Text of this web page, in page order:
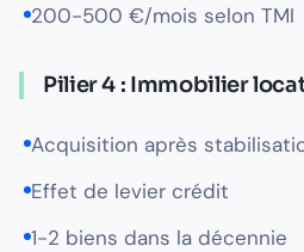
200-500 €/mois selon TMI
Pilier 4 : Immobilier
Acquisition après
Effet de levier crédit
1-2 biens dans la décennie